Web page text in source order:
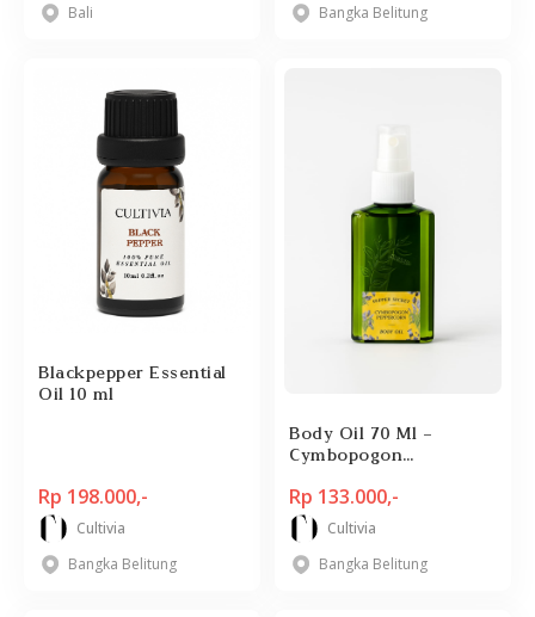
Bali
Bangka Belitung
Blackpepper Essential
Oil 10 ml
Rp 198.000,-
Cultivia
Bangka Belitung
Body Oil 70 Ml -
Cymbopogon
Rp 133.000,-
Cultivia
Bangka Belitung